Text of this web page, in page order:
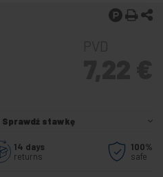
Sprawdź stawkę
14 days
returns
100%
safe